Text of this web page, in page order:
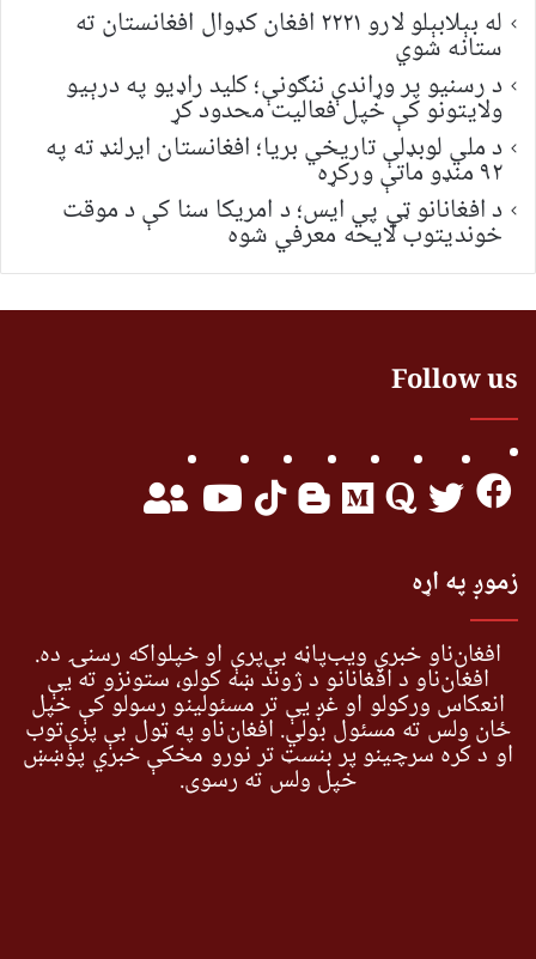
له بېلابېلو لارو ۲۲۲۱ افغان کډوال افغانستان ته
ستانه شوي
د رسنیو پر وړاندې ننګونې؛ کلید راډیو په درېیو
ولایتونو کې خپل فعالیت محدود کړ
د ملي لوبډلې تاریخي بریا؛ افغانستان ایرلنډ ته په
۹۲ منډو ماتې ورکړه
د افغانانو ټي پي ایس؛ د امریکا سنا کې د موقت
خونديتوب لایحه معرفي شوه
Follow us
زموږ په اړه
افغان‌ناو خبري ویب‌پاڼه بې‌پرې او خپلواکه رسنۍ ده.
افغان‌ناو د افغانانو د ژوند ښه کولو، ستونزو ته یې
انعکاس ورکولو او غږ یې تر مسئولینو رسولو کې خپل
ځان ولس ته مسئول بولي. افغان‌ناو په ټول بې پرې‌توب
او د کره سرچینو پر بنسټ تر نورو مخکې خبري پوښښ
خپل ولس ته رسوي.